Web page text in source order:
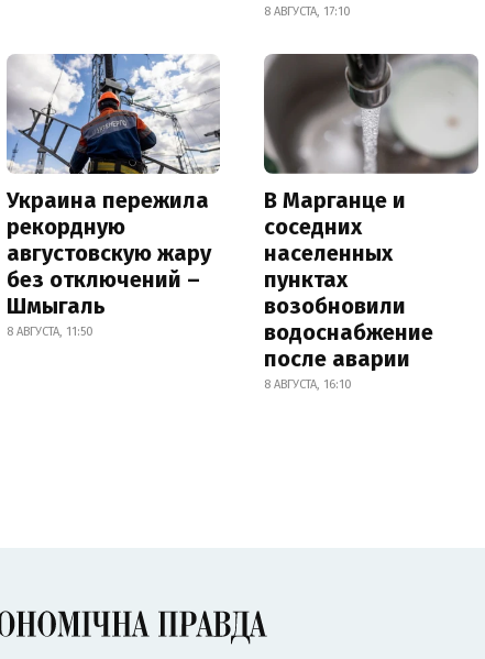
8 АВГУСТА, 17:10
Украина пережила
рекордную
августовскую жару
без отключений –
Шмыгаль
8 АВГУСТА, 11:50
В Марганце и
соседних
населенных
пунктах
возобновили
водоснабжение
после аварии
8 АВГУСТА, 16:10